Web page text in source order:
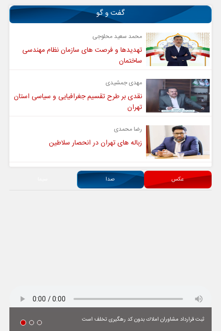
گفت و گو
محمد سعید محلوجی
تهدیدها و فرصت های سازمان نظام مهندسی
ساختمان
مهدی جمشیدی
نقدی بر طرح تقسیم جغرافیایی و سیاسی استان
تهران
رضا محمدی
زباله های تهران در انحصار سلاطین
عکس صدا
ثبت قرارداد مشاوران املاك بدون كد رهگیری تخلف است